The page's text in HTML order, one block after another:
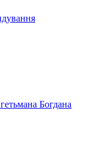
Богдана